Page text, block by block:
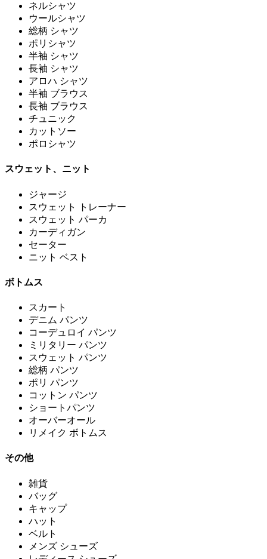
ネルシャツ
ウールシャツ
総柄 シャツ
ポリシャツ
半袖 シャツ
長袖 シャツ
アロハ シャツ
半袖 ブラウス
長袖 ブラウス
チュニック
カットソー
ポロシャツ
スウェット、ニット
ジャージ
スウェット トレーナー
スウェット パーカ
カーディガン
セーター
ニット ベスト
ボトムス
スカート
デニム パンツ
コーデュロイ パンツ
ミリタリー パンツ
スウェット パンツ
総柄 パンツ
ポリ パンツ
コットン パンツ
ショートパンツ
オーバーオール
リメイク ボトムス
その他
雑貨
バッグ
キャップ
ハット
ベルト
メンズ シューズ